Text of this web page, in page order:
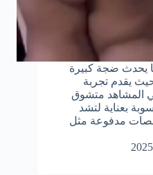
يحدث ضجة كبيرة
يقدم تجربة
المشاهد متشوق
بعناية لتشد
منصات مدفوعة مثل